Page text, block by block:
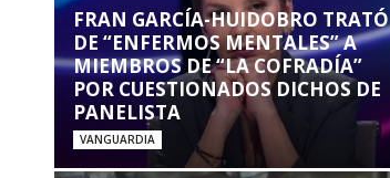
FRAN GARCÍA-HUIDOBRO TRATÓ
DE “ENFERMOS MENTALES” A
MIEMBROS DE “LA COFRADÍA”
POR CUESTIONADOS DICHOS DE
PANELISTA
VANGUARDIA